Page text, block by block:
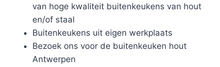
van hoge kwaliteit buitenkeukens van hout
en/of staal
Buitenkeukens uit eigen werkplaats
Bezoek ons voor de buitenkeuken hout
Antwerpen